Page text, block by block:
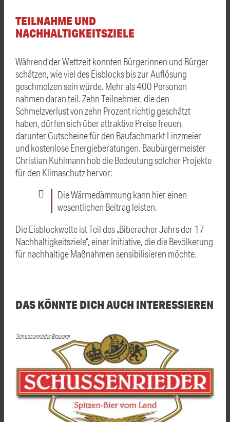
TEILNAHME UND
NACHHALTIGKEITSZIELE
Während der Wettzeit konnten Bürgerinnen und Bürger
schätzen, wie viel des Eisblocks bis zur Auflösung
geschmolzen sein würde. Mehr als 400 Personen
nahmen daran teil. Zehn Teilnehmer, die den
Schmelzverlust von zehn Prozent richtig geschätzt
haben, dürfen sich über attraktive Preise freuen,
darunter Gutscheine für den Baufachmarkt Linzmeier
und kostenlose Energieberatungen. Baubürgermeister
Christian Kuhlmann hob die Bedeutung solcher Projekte
für den Klimaschutz hervor:
Die Wärmedämmung kann hier einen
wesentlichen Beitrag leisten.
Die Eisblockwette ist Teil des „Biberacher Jahrs der 17
Nachhaltigkeitsziele“, einer Initiative, die die Bevölkerung
für nachhaltige Maßnahmen sensibilisieren möchte.
DAS KÖNNTE DICH AUCH INTERESSIEREN
Schussenrieder Brauerei